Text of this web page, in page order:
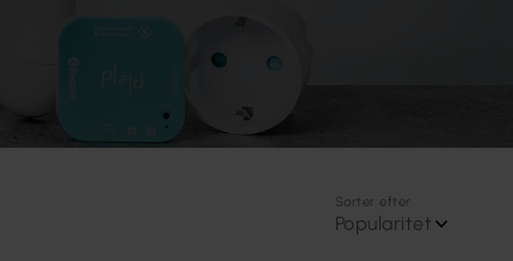
Sorter efter
Popularitet